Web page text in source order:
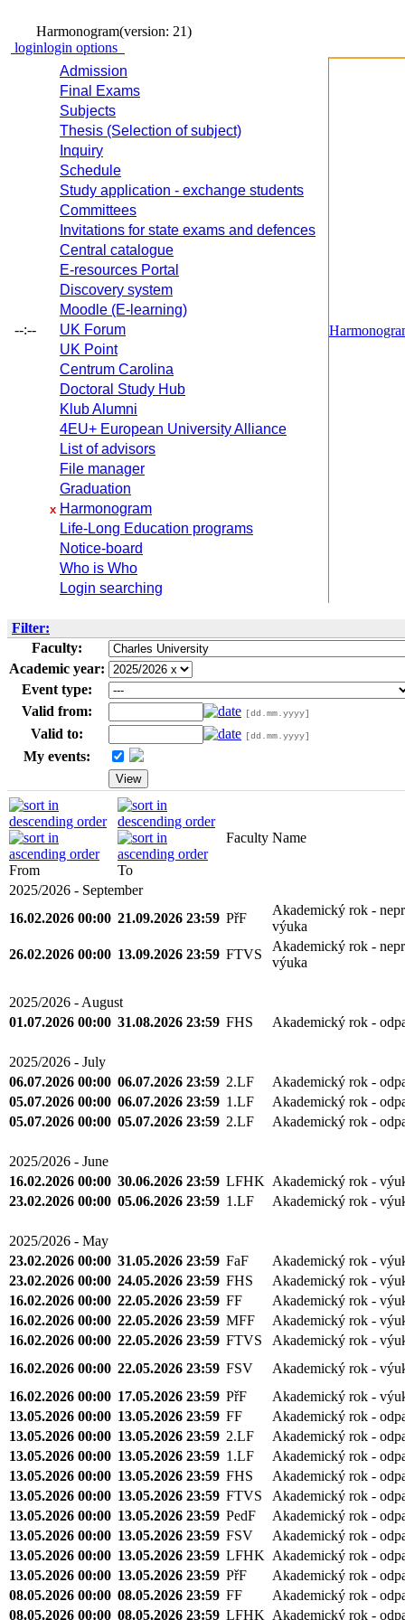
Harmonogram(version: 21)
loginlogin options
--:--
Admission
Final Exams
Subjects
Thesis (Selection of subject)
Inquiry
Schedule
Study application - exchange students
Committees
Invitations for state exams and defences
Central catalogue
E-resources Portal
Discovery system
Moodle (E-learning)
UK Forum
UK Point
Centrum Carolina
Doctoral Study Hub
Klub Alumni
4EU+ European University Alliance
List of advisors
File manager
Graduation
x Harmonogram
Life-Long Education programs
Notice-board
Who is Who
Login searching
Filter:
Faculty:
Academic year:
Event type:
Valid from:
[dd.mm.yyyy]
Valid to: [dd.mm.yyyy]
My events:
From To
Faculty Name
2025/2026 - September
16.02.2026 00:00 21.09.2026 23:59 PřF
Akademický rok -
výuka
26.02.2026 00:00 13.09.2026 23:59 FTVS
Akademický rok -
výuka
2025/2026 - August
01.07.2026 00:00 31.08.2026 23:59 FHS Akademický rok -
2025/2026 - July
06.07.2026 00:00 06.07.2026 23:59 2.LF
Akademický rok -
05.07.2026 00:00 06.07.2026 23:59 1.LF
Akademický rok -
05.07.2026 00:00 05.07.2026 23:59 2.LF Akademický rok -
2025/2026 - June
16.02.2026 00:00 30.06.2026 23:59 LFHK Akademický rok -
23.02.2026 00:00 05.06.2026 23:59 1.LF Akademický rok -
2025/2026 - May
23.02.2026 00:00 31.05.2026 23:59 FaF
Akademický rok -
23.02.2026 00:00 24.05.2026 23:59 FHS
Akademický rok -
16.02.2026 00:00 22.05.2026 23:59 FF
Akademický rok -
16.02.2026 00:00 22.05.2026 23:59 MFF
Akademický rok -
16.02.2026 00:00 22.05.2026 23:59 FTVS
Akademický rok -
16.02.2026 00:00 22.05.2026 23:59 FSV
Akademický rok -
16.02.2026 00:00 17.05.2026 23:59 PřF
Akademický rok -
13.05.2026 00:00 13.05.2026 23:59 FF
Akademický rok -
13.05.2026 00:00 13.05.2026 23:59 2.LF
Akademický rok -
13.05.2026 00:00 13.05.2026 23:59 1.LF
Akademický rok -
13.05.2026 00:00 13.05.2026 23:59 FHS
Akademický rok -
13.05.2026 00:00 13.05.2026 23:59 FTVS
Akademický rok -
13.05.2026 00:00 13.05.2026 23:59 PedF
Akademický rok -
13.05.2026 00:00 13.05.2026 23:59 FSV
Akademický rok -
13.05.2026 00:00 13.05.2026 23:59 LFHK Akademický rok -
13.05.2026 00:00 13.05.2026 23:59 PřF
Akademický rok -
08.05.2026 00:00 08.05.2026 23:59 FF
Akademický rok -
08.05.2026 00:00 08.05.2026 23:59 LFHK Akademický rok -